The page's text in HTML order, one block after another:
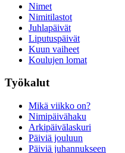
Nimet
Nimitilastot
Juhlapäivät
Liputuspäivät
Kuun vaiheet
Koulujen lomat
Työkalut
Mikä viikko on?
Nimipäivähaku
Arkipäivälaskuri
Päiviä jouluun
Päiviä juhannukseen